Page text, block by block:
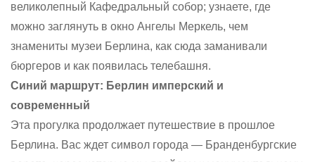
великолепный Кафедральный собор; узнаете, где
можно заглянуть в окно Ангелы Меркель, чем
знамениты музеи Берлина, как сюда заманивали
бюргеров и как появилась телебашня.
Синий маршрут: Берлин имперский и
современный
Эта прогулка продолжает путешествие в прошлое
Берлина. Вас ждет символ города — Бранденбургские